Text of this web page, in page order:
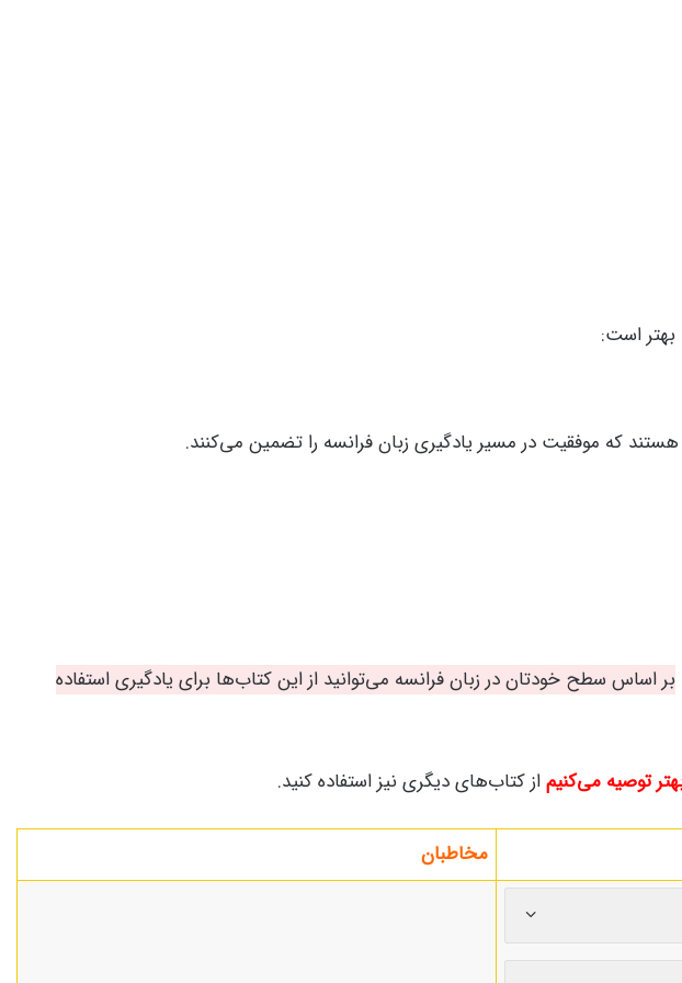
بهتر است:
که موفقیت در مسیر یادگیری زبان فرانسه را تضمین می‌کنند.
بر اساس سطح خودتان در زبان فرانسه می‌توانید از این کتاب‌ها برای یادگیری استفاده
توصیه می‌کنیماز کتاب‌های دیگری نیز استفاده کنید.
مخاطبان